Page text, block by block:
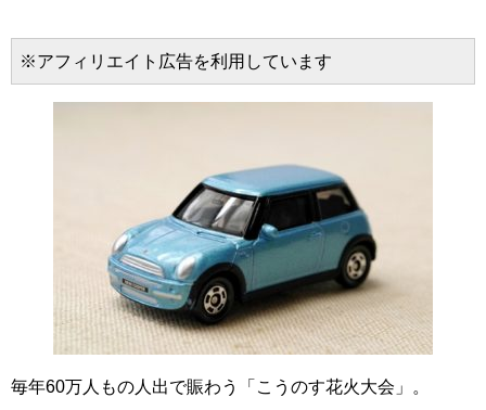
※アフィリエイト広告を利用しています
毎年60万人もの人出で賑わう「こうのす花火大会」。